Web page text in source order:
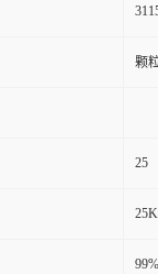
颗
25
99%